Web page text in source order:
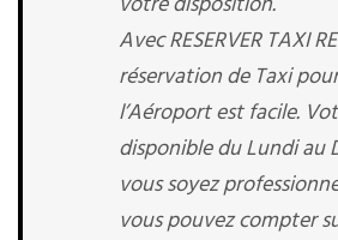
Avec RESERVER TAXI
réservation de Taxi
l’Aéroport est facile.
disponible du Lundi au
vous soyez
vous pouvez compter